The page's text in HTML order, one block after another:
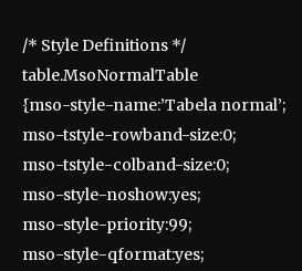
/* Style Definitions */
table.MsoNormalTable
{mso-style-name:’Tabela normal’;
mso-tstyle-rowband-size:0;
mso-tstyle-colband-size:0;
mso-style-noshow:yes;
mso-style-priority:99;
mso-style-qformat:yes;